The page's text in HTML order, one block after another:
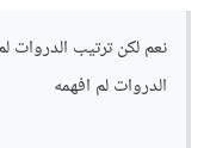
نعم لكن ترتيب الدروات
الدروات لم افهمه